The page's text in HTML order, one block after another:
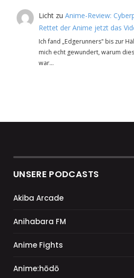
Licht zuAnime-Review:
Rettet der Anime jetzt das
Ich fand „Edgerunners" bis zur
mich echt gewundert, warum
war…
UNSERE PODCASTS
Akiba Arcade
Anihabara FM
Anime Fights
Anime:hōdō